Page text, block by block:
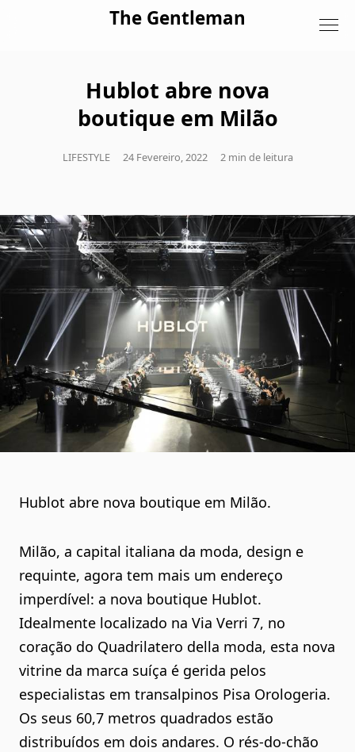
The Gentleman
Hublot abre nova
boutique em Milão
LIFESTYLE 24 Fevereiro, 2022 2 min de leitura
Hublot abre nova boutique em Milão.
Milão, a capital italiana da moda, design e
requinte, agora tem mais um endereço
imperdível: a nova boutique Hublot.
Idealmente localizado na Via Verri 7, no
coração do Quadrilatero della moda, esta nova
vitrine da marca suíça é gerida pelos
especialistas em transalpinos Pisa Orologeria.
Os seus 60,7 metros quadrados estão
distribuídos em dois andares. O rés-do-chão